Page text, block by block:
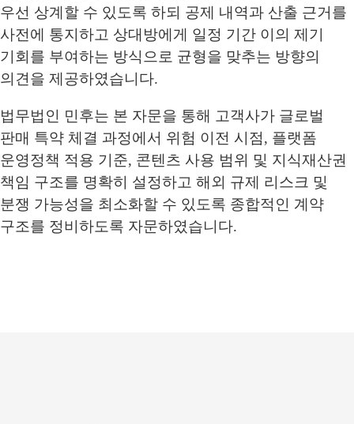
우선 상계할 수 있도록 하되 공제 내역과 산출 근거를
사전에 통지하고 상대방에게 일정 기간 이의 제기
기회를 부여하는 방식으로 균형을 맞추는 방향의
의견을 제공하였습니다.
법무법인 민후는 본 자문을 통해 고객사가 글로벌
판매 특약 체결 과정에서 위험 이전 시점, 플랫폼
운영정책 적용 기준, 콘텐츠 사용 범위 및 지식재산권
책임 구조를 명확히 설정하고 해외 규제 리스크 및
분쟁 가능성을 최소화할 수 있도록 종합적인 계약
구조를 정비하도록 자문하였습니다.